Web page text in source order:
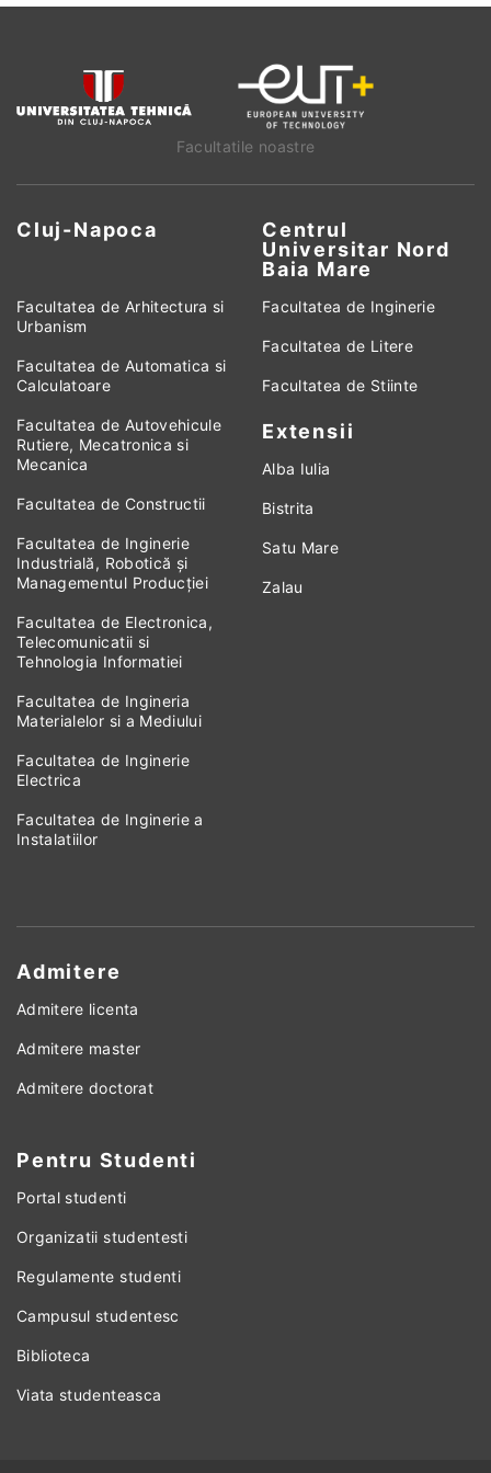
Facultatile noastre
Cluj-Napoca
Centrul
Universitar Nord
Baia Mare
Facultatea de Arhitectura si
Urbanism
Facultatea de Automatica si
Calculatoare
Facultatea de Autovehicule
Rutiere, Mecatronica si
Mecanica
Facultatea de Constructii
Facultatea de Inginerie
Industrială, Robotică și
Managementul Producției
Facultatea de Electronica,
Telecomunicatii si
Tehnologia Informatiei
Facultatea de Ingineria
Materialelor si a Mediului
Facultatea de Inginerie
Electrica
Facultatea de Inginerie a
Instalatiilor
Facultatea de Inginerie
Facultatea de Litere
Facultatea de Stiinte
Extensii
Alba Iulia
Bistrita
Satu Mare
Zalau
Admitere
Admitere licenta
Admitere master
Admitere doctorat
Pentru Studenti
Portal studenti
Organizatii studentesti
Regulamente studenti
Campusul studentesc
Biblioteca
Viata studenteasca